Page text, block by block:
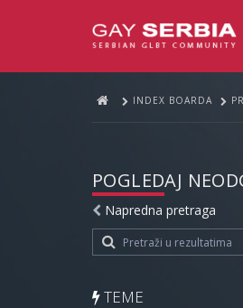
INDEX BOARDA
POGLEDAJ
Napredna pretraga
TEME